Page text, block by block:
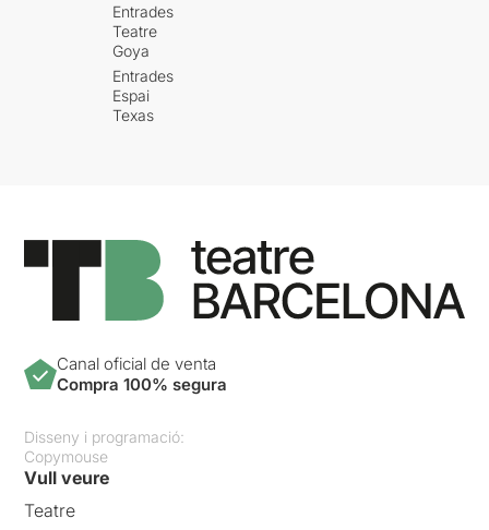
Entrades
Teatre
Goya
Entrades
Espai
Texas
Canal oficial de venta
Compra 100% segura
Disseny i programació:
Copymouse
Vull veure
Teatre